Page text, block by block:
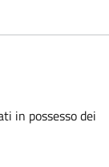
in possesso dei